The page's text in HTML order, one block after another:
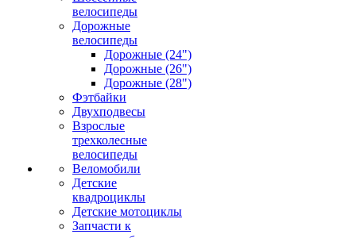
велосипеды
Дорожные
велосипеды
Дорожные (24")
Дорожные (26")
Дорожные (28")
Фэтбайки
Двухподвесы
Взрослые
трехколесные
велосипеды
Веломобили
Детские
квадроциклы
Детские мотоциклы
Запчасти к